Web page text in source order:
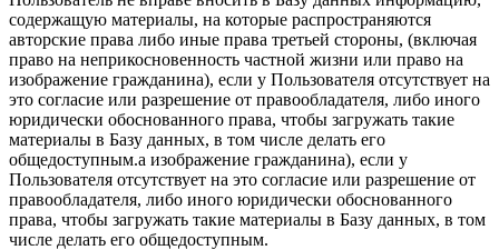
содержащую материалы, на которые распространяются
авторские права либо иные права третьей стороны, (включая
право на неприкосновенность частной жизни или право на
изображение гражданина), если у Пользователя отсутствует на
это согласие или разрешение от правообладателя, либо иного
юридически обоснованного права, чтобы загружать такие
материалы в Базу данных, в том числе делать его
общедоступным.а изображение гражданина), если у
Пользователя отсутствует на это согласие или разрешение от
правообладателя, либо иного юридически обоснованного
права, чтобы загружать такие материалы в Базу данных, в том
числе делать его общедоступным.